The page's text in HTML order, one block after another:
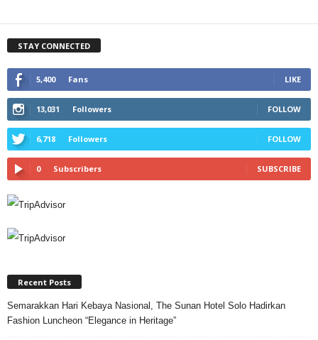
STAY CONNECTED
5,400 Fans LIKE
13,031 Followers FOLLOW
6,718 Followers FOLLOW
0 Subscribers SUBSCRIBE
Recent Posts
Semarakkan Hari Kebaya Nasional, The Sunan Hotel Solo Hadirkan
Fashion Luncheon “Elegance in Heritage”